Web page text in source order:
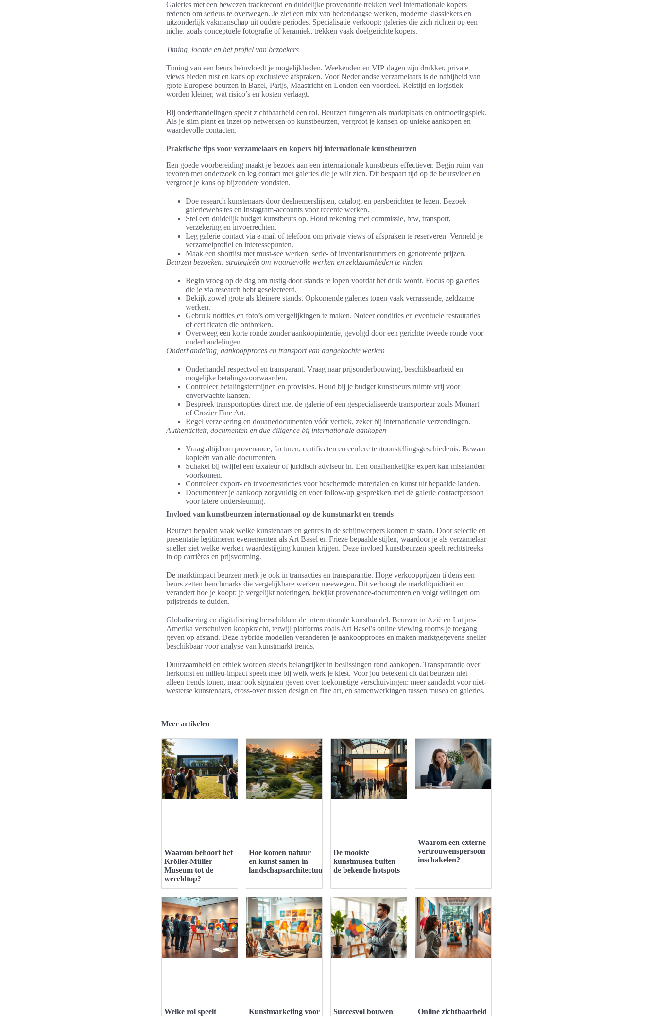
Galeries met een bewezen trackrecord en duidelijke provenantie trekken veel internationale kopers
redenen om serieus te overwegen. Je ziet een mix van hedendaagse werken, moderne klassiekers en
uitzonderlijk vakmanschap uit oudere periodes. Specialisatie verkoopt: galeries die zich richten op een
niche, zoals conceptuele fotografie of keramiek, trekken vaak doelgerichte kopers.
Timing, locatie en het profiel van bezoekers
Timing van een beurs beïnvloedt je mogelijkheden. Weekenden en VIP-dagen zijn drukker, private
views bieden rust en kans op exclusieve afspraken. Voor Nederlandse verzamelaars is de nabijheid van
grote Europese beurzen in Bazel, Parijs, Maastricht en Londen een voordeel. Reistijd en logistiek
worden kleiner, wat risico’s en kosten verlaagt.
Bij onderhandelingen speelt zichtbaarheid een rol. Beurzen fungeren als marktplaats en ontmoetingsplek.
Als je slim plant en inzet op netwerken op kunstbeurzen, vergroot je kansen op unieke aankopen en
waardevolle contacten.
Praktische tips voor verzamelaars en kopers bij internationale kunstbeurzen
Een goede voorbereiding maakt je bezoek aan een internationale kunstbeurs effectiever. Begin ruim van
tevoren met onderzoek en leg contact met galeries die je wilt zien. Dit bespaart tijd op de beursvloer en
vergroot je kans op bijzondere vondsten.
Doe research kunstenaars door deelnemerslijsten, catalogi en persberichten te lezen. Bezoek
galeriewebsites en Instagram-accounts voor recente werken.
Stel een duidelijk budget kunstbeurs op. Houd rekening met commissie, btw, transport,
verzekering en invoerrechten.
Leg galerie contact via e-mail of telefoon om private views of afspraken te reserveren. Vermeld je
verzamelprofiel en interessepunten.
Maak een shortlist met must-see werken, serie- of inventarisnummers en genoteerde prijzen.
Beurzen bezoeken: strategieën om waardevolle werken en zeldzaamheden te vinden
Begin vroeg op de dag om rustig door stands te lopen voordat het druk wordt. Focus op galeries
die je via research hebt geselecteerd.
Bekijk zowel grote als kleinere stands. Opkomende galeries tonen vaak verrassende, zeldzame
werken.
Gebruik notities en foto’s om vergelijkingen te maken. Noteer condities en eventuele restauraties
of certificaten die ontbreken.
Overweeg een korte ronde zonder aankoopintentie, gevolgd door een gerichte tweede ronde voor
onderhandelingen.
Onderhandeling, aankoopproces en transport van aangekochte werken
Onderhandel respectvol en transparant. Vraag naar prijsonderbouwing, beschikbaarheid en
mogelijke betalingsvoorwaarden.
Controleer betalingstermijnen en provisies. Houd bij je budget kunstbeurs ruimte vrij voor
onverwachte kansen.
Bespreek transportopties direct met de galerie of een gespecialiseerde transporteur zoals Momart
of Crozier Fine Art.
Regel verzekering en douanedocumenten vóór vertrek, zeker bij internationale verzendingen.
Authenticiteit, documenten en due diligence bij internationale aankopen
Vraag altijd om provenance, facturen, certificaten en eerdere tentoonstellingsgeschiedenis. Bewaar
kopieën van alle documenten.
Schakel bij twijfel een taxateur of juridisch adviseur in. Een onafhankelijke expert kan misstanden
voorkomen.
Controleer export- en invoerrestricties voor beschermde materialen en kunst uit bepaalde landen.
Documenteer je aankoop zorgvuldig en voer follow-up gesprekken met de galerie contactpersoon
voor latere ondersteuning.
Invloed van kunstbeurzen internationaal op de kunstmarkt en trends
Beurzen bepalen vaak welke kunstenaars en genres in de schijnwerpers komen te staan. Door selectie en
presentatie legitimeren evenementen als Art Basel en Frieze bepaalde stijlen, waardoor je als verzamelaar
sneller ziet welke werken waardestijging kunnen krijgen. Deze invloed kunstbeurzen speelt rechtstreeks
in op carrières en prijsvorming.
De marktimpact beurzen merk je ook in transacties en transparantie. Hoge verkoopprijzen tijdens een
beurs zetten benchmarks die vergelijkbare werken meewegen. Dit verhoogt de marktliquiditeit en
verandert hoe je koopt: je vergelijkt noteringen, bekijkt provenance-documenten en volgt veilingen om
prijstrends te duiden.
Globalisering en digitalisering herschikken de internationale kunsthandel. Beurzen in Azië en Latijns-
Amerika verschuiven koopkracht, terwijl platforms zoals Art Basel’s online viewing rooms je toegang
geven op afstand. Deze hybride modellen veranderen je aankoopproces en maken marktgegevens sneller
beschikbaar voor analyse van kunstmarkt trends.
Duurzaamheid en ethiek worden steeds belangrijker in beslissingen rond aankopen. Transparantie over
herkomst en milieu-impact speelt mee bij welk werk je kiest. Voor jou betekent dit dat beurzen niet
alleen trends tonen, maar ook signalen geven over toekomstige verschuivingen: meer aandacht voor niet-
westerse kunstenaars, cross-over tussen design en fine art, en samenwerkingen tussen musea en galeries.
Meer artikelen
Waarom behoort het
Kröller-Müller
Museum tot de
wereldtop?
Hoe komen natuur
en kunst samen in
landschapsarchitectuur?
De mooiste
kunstmusea buiten
de bekende hotspots
Waarom een externe
vertrouwenspersoon
inschakelen?
Welke rol speelt Kunstmarketing voor Succesvol bouwen Online zichtbaarheid